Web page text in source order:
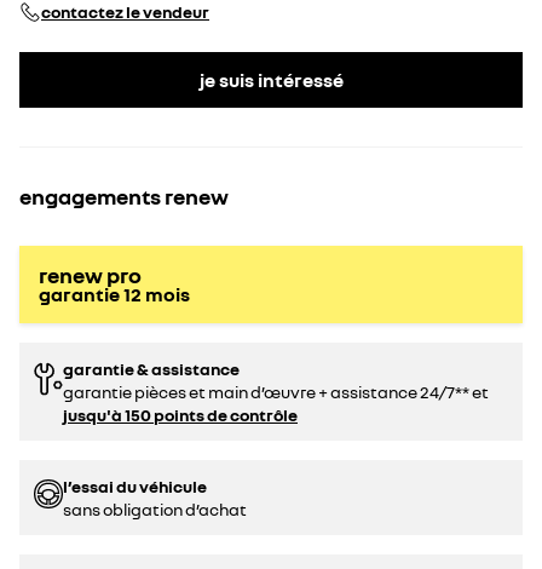
contactez le vendeur
je suis intéressé
engagements renew
renew pro
garantie12 mois
garantie & assistance
garantie pièces et main d’œuvre + assistance 24/7** et
jusqu'à 150 points de contrôle
l’essai du véhicule
sans obligation d’achat